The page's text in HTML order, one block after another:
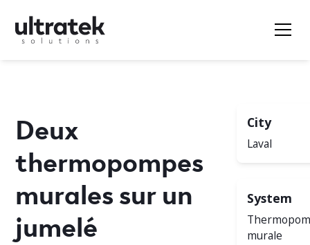
Deux
thermopompes
murales sur un
jumelé
City
Laval
System
murale